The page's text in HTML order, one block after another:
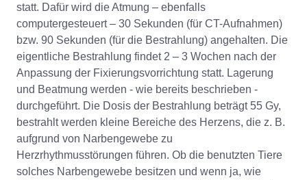
statt. Dafür wird die Atmung – ebenfalls
computergesteuert – 30 Sekunden (für CT-Aufnahmen)
bzw. 90 Sekunden (für die Bestrahlung) angehalten. Die
eigentliche Bestrahlung findet 2 – 3 Wochen nach der
Anpassung der Fixierungsvorrichtung statt. Lagerung
und Beatmung werden - wie bereits beschrieben -
durchgeführt. Die Dosis der Bestrahlung beträgt 55 Gy,
bestrahlt werden kleine Bereiche des Herzens, die z. B.
aufgrund von Narbengewebe zu
Herzrhythmusstörungen führen. Ob die benutzten Tiere
solches Narbengewebe besitzen und wenn ja, wie